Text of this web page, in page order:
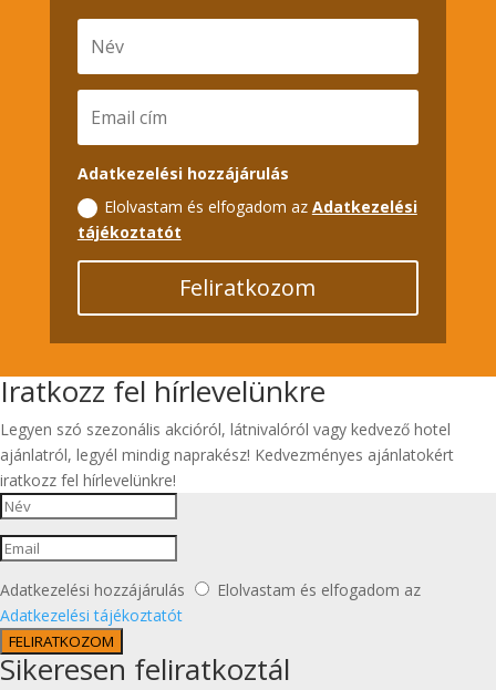
Adatkezelési hozzájárulás
Elolvastam és elfogadom az Adatkezelési
tájékoztatót
Feliratkozom
Iratkozz fel hírlevelünkre
Legyen szó szezonális akcióról, látnivalóról vagy kedvező hotel
ajánlatról, legyél mindig naprakész! Kedvezményes ajánlatokért
iratkozz fel hírlevelünkre!
Adatkezelési hozzájárulás
Elolvastam és elfogadom az
Adatkezelési tájékoztatót
FELIRATKOZOM
Sikeresen feliratkoztál